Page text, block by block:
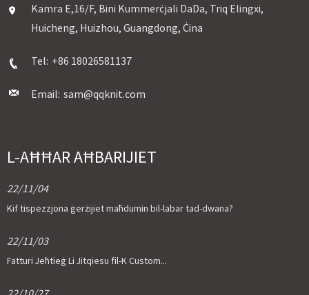
Kamra E,16/F, Bini Kummerċjali DaDa, Triq Elingxi,
Huicheng, Huizhou, Guangdong, Ċina
Tel: +86 18026581137
Email: sam@qqknit.com
L-AĦĦAR AĦBARIJIET
22/11/04
Kif tispezzjona ġerżijiet maħdumin bil-labar tad-dwana?
22/11/03
Fatturi Jeħtieġ Li Jitqiesu fil-K Custom...